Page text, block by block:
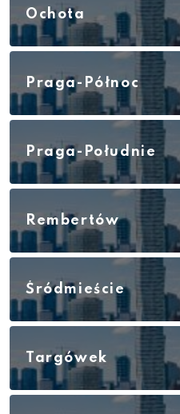
Ochota
Praga-Północ
Praga-Południe
Rembertów
Śródmieście
Targówek